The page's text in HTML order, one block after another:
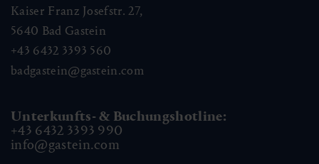
Kaiser Franz Josefstr. 27,
5640 Bad Gastein
+43 6432 3393 560
badgastein@gastein.com
Unterkunfts- & Buchungshotline:
+43 6432 3393 990
info@gastein.com